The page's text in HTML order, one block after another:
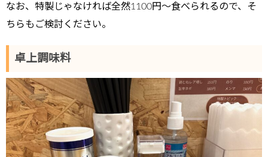
なお、特製じゃなければ全然1100円～食べられるので、そ
ちらもご検討ください。
卓上調味料